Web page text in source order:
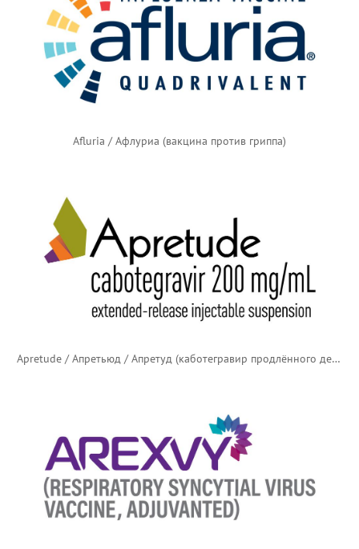
Afluria / Афлуриа (вакцина против гриппа)
Apretude / Апретьюд / Апретуд (каботегравир продлённого действия)